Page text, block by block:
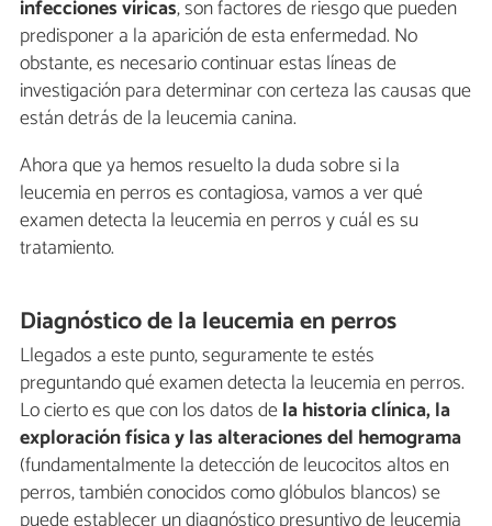
infecciones víricas, son factores de riesgo que pueden
predisponer a la aparición de esta enfermedad. No
obstante, es necesario continuar estas líneas de
investigación para determinar con certeza las causas que
están detrás de la leucemia canina.
Ahora que ya hemos resuelto la duda sobre si la
leucemia en perros es contagiosa, vamos a ver qué
examen detecta la leucemia en perros y cuál es su
tratamiento.
Diagnóstico de la leucemia en perros
Llegados a este punto, seguramente te estés
preguntando qué examen detecta la leucemia en perros.
Lo cierto es que con los datos delahistoria clínica, la
exploración física y las alteraciones del hemograma
(fundamentalmente la detección de leucocitos altos en
perros, también conocidos como glóbulos blancos) se